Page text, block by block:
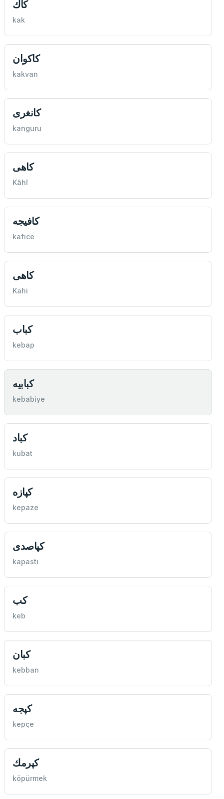
كاك
kak
كاكوان
kakvan
كانغری
kanguru
كاهی
Kâhî
كافيجه
kafice
كاهی
Kahi
كباب
kebap
كبابيه
kebabiye
كباد
kubat
كپازه
kepaze
كپاصدی
kapastı
كب
keb
كبان
kebban
كپجه
kepçe
كپرمك
köpürmek